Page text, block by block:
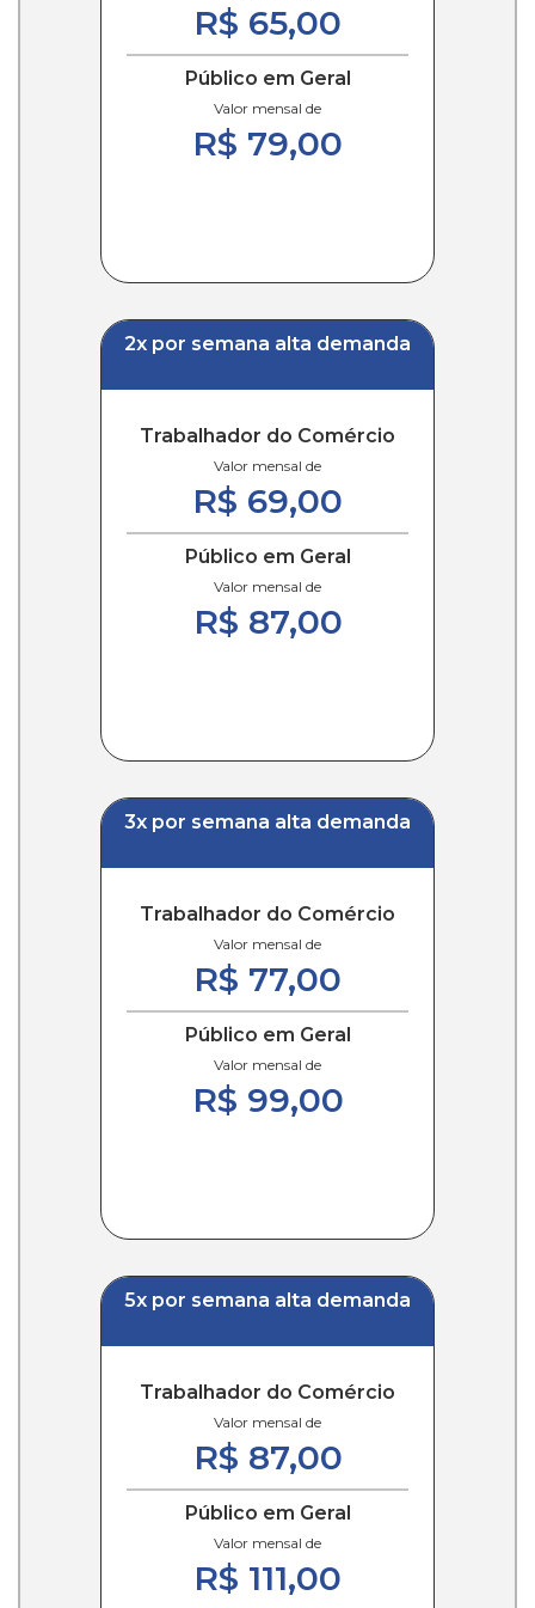
R$ 65,00
Público em Geral
Valor mensal de
R$ 79,00
2x por semana alta demanda
Trabalhador do Comércio
Valor mensal de
R$ 69,00
Público em Geral
Valor mensal de
R$ 87,00
3x por semana alta demanda
Trabalhador do Comércio
Valor mensal de
R$ 77,00
Público em Geral
Valor mensal de
R$ 99,00
5x por semana alta demanda
Trabalhador do Comércio
Valor mensal de
R$ 87,00
Público em Geral
Valor mensal de
R$ 111,00